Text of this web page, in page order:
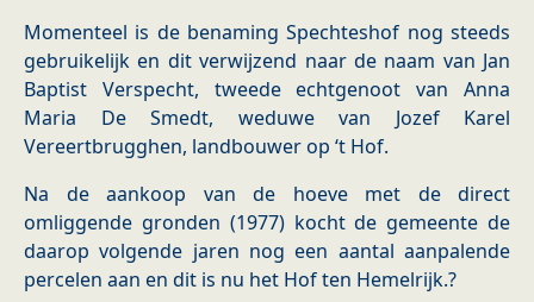
Momenteel is de benaming Spechteshof nog steeds
gebruikelijk en dit verwijzend naar de naam van Jan
Baptist Verspecht, tweede echtgenoot van Anna
Maria De Smedt, weduwe van Jozef Karel
Vereertbrugghen, landbouwer op ‘t Hof.
Na de aankoop van de hoeve met de direct
omliggende gronden (1977) kocht de gemeente de
daarop volgende jaren nog een aantal aanpalende
percelen aan en dit is nu het Hof ten Hemelrijk.?